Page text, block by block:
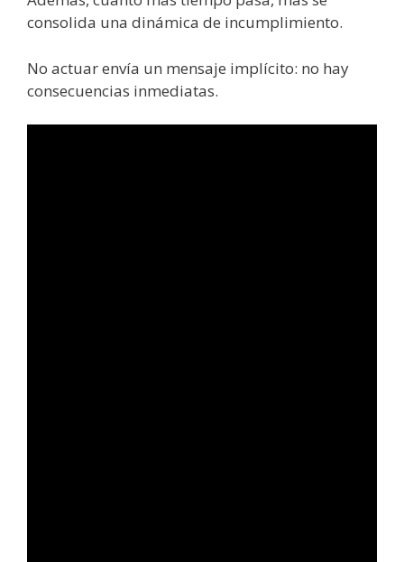
consolida una dinámica de incumplimiento.
No actuar envía un mensaje implícito: no hay
consecuencias inmediatas.